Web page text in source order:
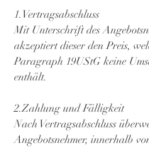
1.Vertragsabschluss
Mit Unterschrift des
akzeptiert dieser den Preis,
Paragraph 19UStG keine
enthält.
2.Zahlung und Fälligkeit
Nach Vertragsabschluss
Angebotsnehmer, innerhalb